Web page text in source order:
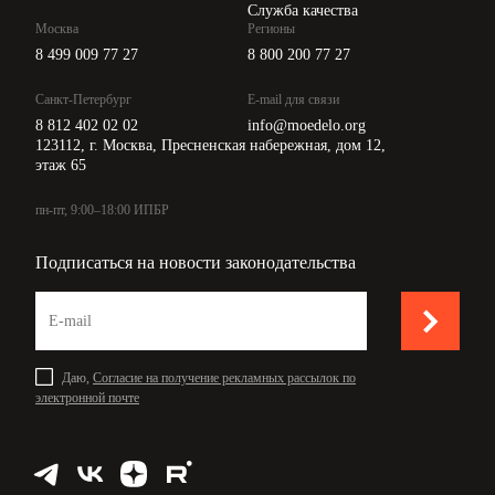
Служба качества
Москва
8 499 009 77 27
Санкт-Петербург
8 812 402 02 02
Регионы
8 800 200 77 27
E-mail для связи
info@moedelo.org
123112, г. Москва, Пресненская набережная, дом 12,
этаж 65
пн-пт, 9:00–18:00 ИПБР
Подписаться на новости законодательства
Даю, Согласие на получение рекламных рассылок по
электронной почте